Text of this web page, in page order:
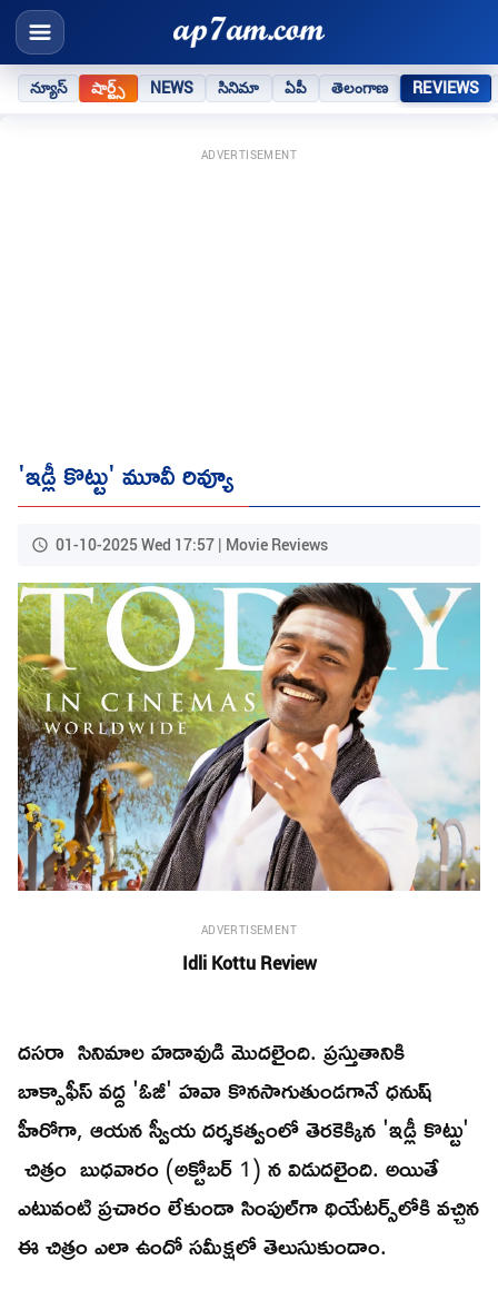
న్యూస్ షార్ట్స్ NEWS సినిమా ఏపీ తెలంగాణ REVIEWS
ADVERTISEMENT
'ఇడ్లీ కొట్టు' మూవీ రివ్యూ
01-10-2025 Wed 17:57 | Movie Reviews
ADVERTISEMENT
Idli Kottu Review
దసరా సినిమాల హడావుడి మొదలైంది. ప్రస్తుతానికి
బాక్సాఫీస్‌ వద్ద 'ఓజీ' హవా కొనసాగుతుండగానే ధనుష్‌
హీరోగా, ఆయన స్వీయ దర్శకత్వంలో తెరకెక్కిన 'ఇడ్లీ కొట్టు'
చిత్రం బుధవారం (అక్టోబర్‌ 1) న విడుదలైంది. అయితే
ఎటువంటి ప్రచారం లేకుండా సింపుల్‌గా థియేటర్స్‌లోకి వచ్చిన
ఈ చిత్రం ఎలా ఉందో సమీక్షలో తెలుసుకుందాం.